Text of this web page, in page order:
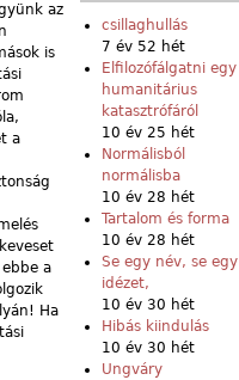
az
is
a
a
Ha
csillaghullás
7 év 52 hét
Elfilozófálgatni egy
humanitárius
katasztrófáról
10 év 25 hét
Normálisból
normálisba
10 év 28 hét
Tartalom és forma
10 év 28 hét
Se egy név, se egy
idézet,
10 év 30 hét
Hibás kiindulás
10 év 30 hét
Ungváry